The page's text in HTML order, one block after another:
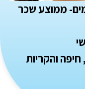
ממוצע שכר
והקריות